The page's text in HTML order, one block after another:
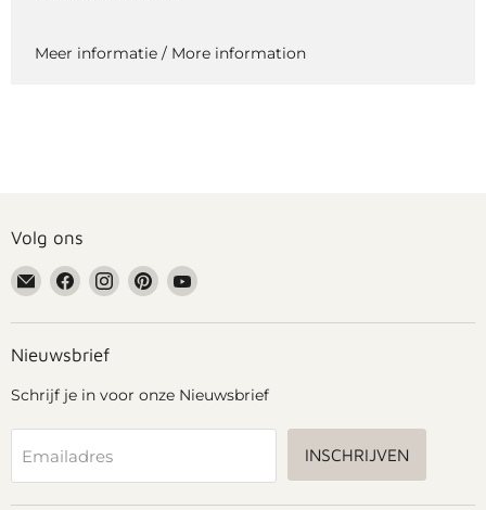
Meer informatie / More information
Volg ons
Email
Grennn
Vind
ons
op
Facebook
Vind
ons
op
Vind
ons
op
Vind
op
Nieuwsbrief
Schrijf je in voor onze Nieuwsbrief
Emailadres INSCHRIJVEN